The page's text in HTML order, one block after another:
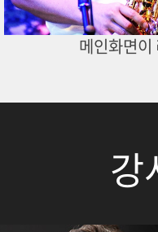
메인화면이
강